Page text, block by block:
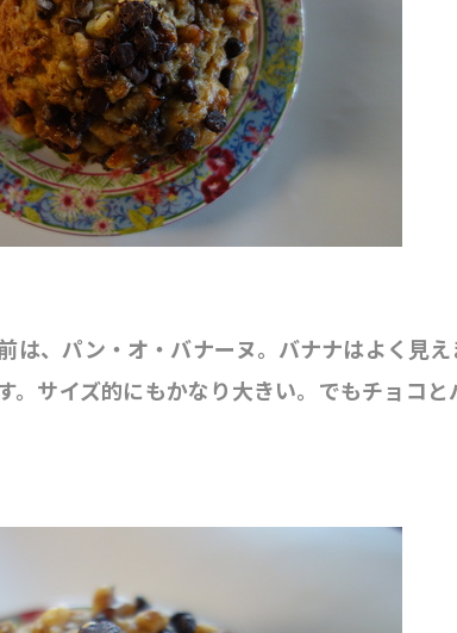
は、パン・オ・バナーヌ。バナナはよく見
。サイズ的にもかなり大きい。でもチョコ